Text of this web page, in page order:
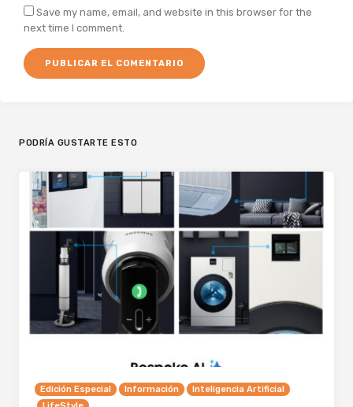
Save my name, email, and website in this browser for the
next time I comment.
PODRÍA GUSTARTE ESTO
Edición Especial Información
Inteligencia Artificial